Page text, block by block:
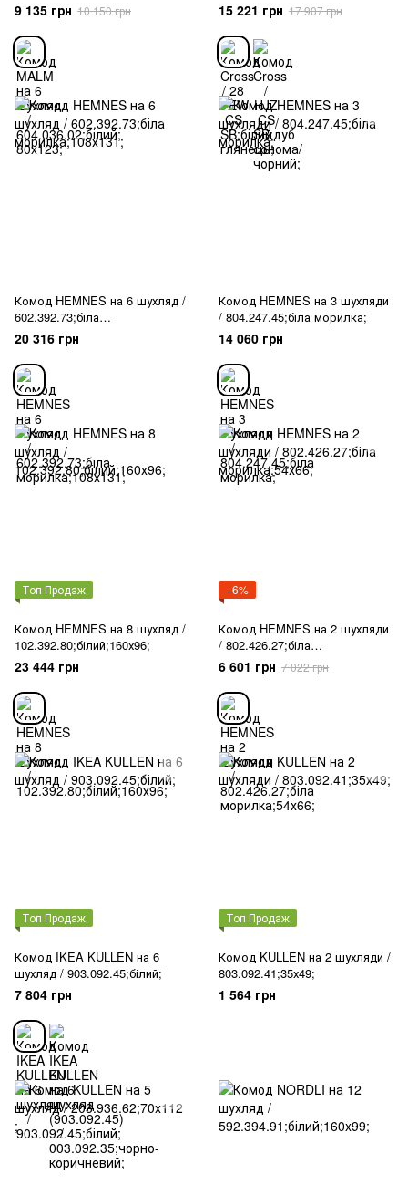
9 135 грн 10 150 грн 15 221 грн 17 907 грн
Комод HEMNES на 6 шухляд /
602.392.73;біла
морилка;108х131;
20 316 грн
Комод HEMNES на 3 шухляди
/ 804.247.45;біла морилка;
14 060 грн
Топ Продаж
Комод HEMNES на 8 шухляд /
102.392.80;білий;160х96;
23 444 грн
−6%
Комод HEMNES на 2 шухляди
/ 802.426.27;біла
морилка;54х66;
6 601 грн 7 022 грн
Топ Продаж
Комод IKEA KULLEN на 6
шухляд / 903.092.45;білий;
7 804 грн
Топ Продаж
Комод KULLEN на 2 шухляди /
803.092.41;35х49;
1 564 грн